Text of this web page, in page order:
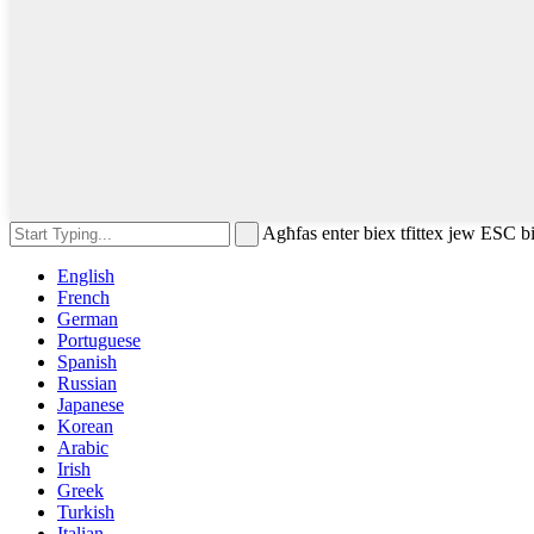
Agħfas enter biex tfittex jew ESC
English
French
German
Portuguese
Spanish
Russian
Japanese
Korean
Arabic
Irish
Greek
Turkish